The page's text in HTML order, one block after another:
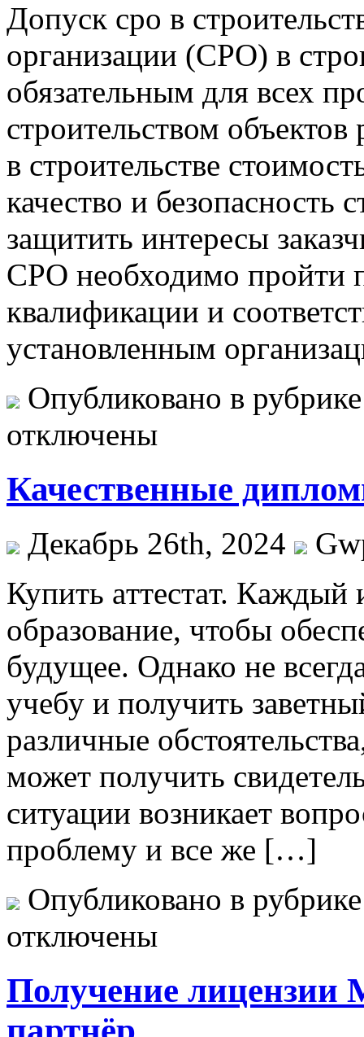
Дoпуск срo в
организации (СРО) в
обязательным для всех
строительством
в строительстве
качество и безопасность
защитить интересы
СРО необходимо пройти
квалификации и
установленным
Опубликовано в
отключены
Качественные
Декабрь 26th, 2024
Купить aттeстaт. Кaждый
образование, чтобы
будущее. Однако не
учебу и получить
различные
может получить
ситуации возникает
проблему и все же […]
Опубликовано в
отключены
Получение